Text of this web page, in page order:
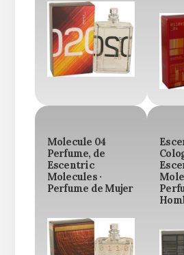
Molecule 04
Perfume, de
Escentric
Molecules ·
Perfume de Mujer